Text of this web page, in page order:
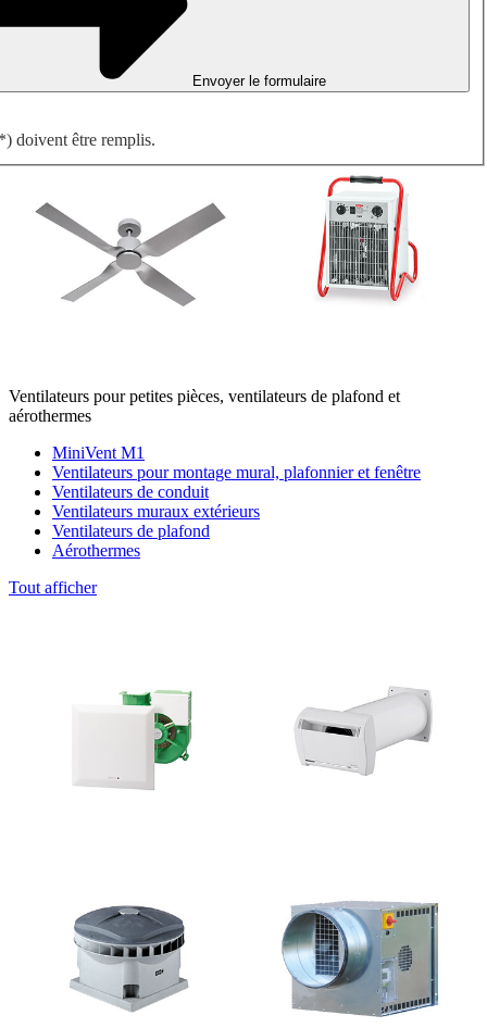
Ventilateurs pour petites pièces, ventilateurs de plafond et
aérothermes
MiniVent M1
Ventilateurs pour montage mural, plafonnier et fenêtre
Ventilateurs de conduit
Ventilateurs muraux extérieurs
Ventilateurs de plafond
Aérothermes
Tout afficher
Envoyer le formulaire
doivent être remplis.